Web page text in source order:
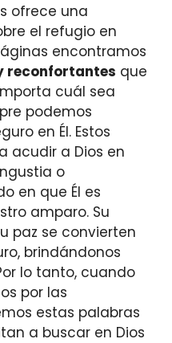
ofrece una
el refugio en
encontramos
reconfortantes que
cuál sea
podemos
en Él. Estos
acudir a Dios en
o
en que Él es
amparo. Su
paz se convierten
brindándonos
lo tanto, cuando
por las
estas palabras
a buscar en Dios